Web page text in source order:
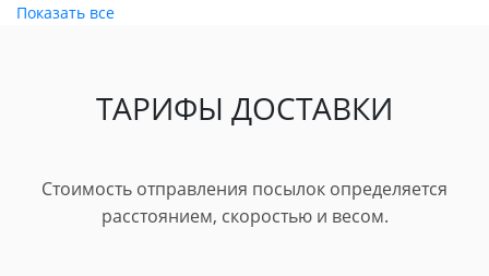
Показать все
ТАРИФЫ ДОСТАВКИ
Стоимость отправления посылок определяется
расстоянием, скоростью и весом.